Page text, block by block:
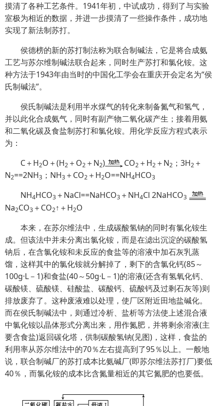
摸清了各种工艺条件。1941年初，中试成功，得到了与实验
室极为相近的数据，并进一步摸清了一些操作条件，成功地
实现了新法制苏打。
侯德榜的新的苏打制法称为联合制碱法，它是将合成氨
工艺与苏尔维制碱法联合起来，同时生产苏打和氯化铵。这
种方法于1943年由当时的中国化工学会在重庆开会定名为“侯
氏制碱法”。
侯氏制碱法是利用半水煤气的转化来制备氮气和氢气，
并以此化合成氨气，同时有副产物二氧化碳产生；接着用氨
和二氧化碳及食盐制苏打和氯化铵。用化学反应方程式表示
为：
C＋H2O＋(H2 ＋O2 ＋N2) CO2 ＋H2 ＋N2 ；3H2 ＋
N2==2NH3 ；NH3 ＋CO2 ＋H2O==NH4HCO3
NH4HCO3 ＋NaCl==NaHCO3 ＋NH4Cl 2NaHCO3
Na2CO3 ＋CO2↑＋H2O
本来，在苏尔维法中，生成碳酸氢钠的同时有氯化铵生
成。但该法中并未分离出氯化铵，而是在滤出沉淀的碳酸氢
钠后，在含氯化铵和未反应的食盐等的溶液中加石灰乳蒸
馏，这样其中的氯化铵就分解掉了，剩下的含氯化钙(85～
100g·L－1)和食盐(40～50g·L－1)的溶液(还含有氢氧化钙、
碳酸镁、硫酸镁、硅酸盐、碳酸钙、硫酸钙及过剩石灰等)则
排放废弃了。这种废液难以处理，使厂区附近田地盐碱化。
而在侯氏制碱法中，则通过冷析、盐析等方法使上述混合液
中氯化铵以晶体形式分离出来，用作氮肥，并将剩余溶液(主
要含食盐)返回碳化塔，供制碳酸氢钠(见图)，这样，食盐的
利用率从苏尔维法中的70％左右提高到了95％以上。一般地
说，联合制碱厂的苏打成本比氨碱厂(即苏尔维法苏打厂)要低
40％，而氯化铵的成本比含氮量相近的其它氮肥的也要低。